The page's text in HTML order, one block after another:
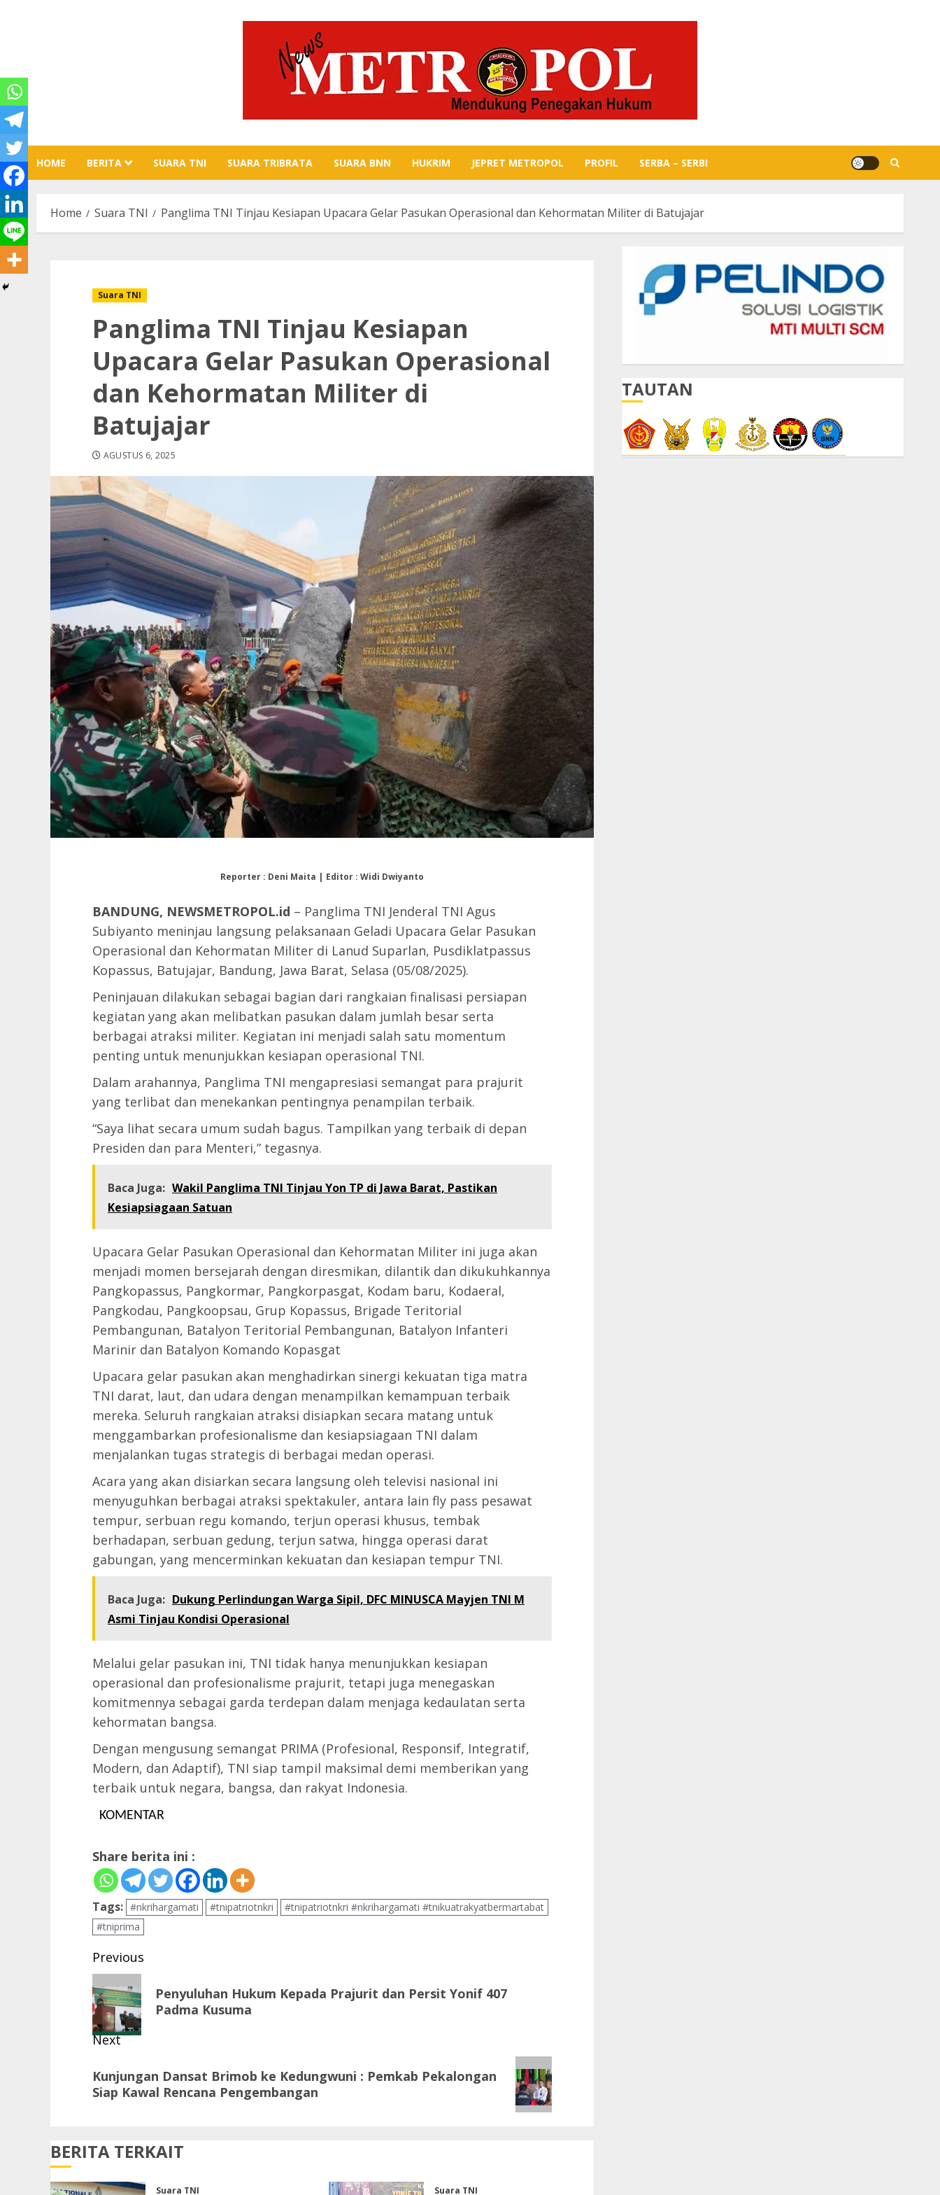
HOME BERITA SUARA TNI SUARA TRIBRATA SUARA BNN HUKRIM JEPRET METROPOL PROFIL SERBA – SERBI
Home Suara TNI Panglima TNI Tinjau Kesiapan Upacara Gelar Pasukan Operasional dan Kehormatan Militer di Batujajar
Suara TNI
Panglima TNI Tinjau Kesiapan
Upacara Gelar Pasukan Operasional
dan Kehormatan Militer di
Batujajar
AGUSTUS 6, 2025
Reporter : Deni Maita | Editor : Widi Dwiyanto
BANDUNG, NEWSMETROPOL.id – Panglima TNI Jenderal TNI Agus
Subiyanto meninjau langsung pelaksanaan Geladi Upacara Gelar Pasukan
Operasional dan Kehormatan Militer di Lanud Suparlan, Pusdiklatpassus
Kopassus, Batujajar, Bandung, Jawa Barat, Selasa (05/08/2025).
Peninjauan dilakukan sebagai bagian dari rangkaian finalisasi persiapan
kegiatan yang akan melibatkan pasukan dalam jumlah besar serta
berbagai atraksi militer. Kegiatan ini menjadi salah satu momentum
penting untuk menunjukkan kesiapan operasional TNI.
Dalam arahannya, Panglima TNI mengapresiasi semangat para prajurit
yang terlibat dan menekankan pentingnya penampilan terbaik.
“Saya lihat secara umum sudah bagus. Tampilkan yang terbaik di depan
Presiden dan para Menteri,” tegasnya.
Baca Juga: Wakil Panglima TNI Tinjau Yon TP di Jawa Barat, Pastikan
Kesiapsiagaan Satuan
Upacara Gelar Pasukan Operasional dan Kehormatan Militer ini juga akan
menjadi momen bersejarah dengan diresmikan, dilantik dan dikukuhkannya
Pangkopassus, Pangkormar, Pangkorpasgat, Kodam baru, Kodaeral,
Pangkodau, Pangkoopsau, Grup Kopassus, Brigade Teritorial
Pembangunan, Batalyon Teritorial Pembangunan, Batalyon Infanteri
Marinir dan Batalyon Komando Kopasgat
Upacara gelar pasukan akan menghadirkan sinergi kekuatan tiga matra
TNI darat, laut, dan udara dengan menampilkan kemampuan terbaik
mereka. Seluruh rangkaian atraksi disiapkan secara matang untuk
menggambarkan profesionalisme dan kesiapsiagaan TNI dalam
menjalankan tugas strategis di berbagai medan operasi.
Acara yang akan disiarkan secara langsung oleh televisi nasional ini
menyuguhkan berbagai atraksi spektakuler, antara lain fly pass pesawat
tempur, serbuan regu komando, terjun operasi khusus, tembak
berhadapan, serbuan gedung, terjun satwa, hingga operasi darat
gabungan, yang mencerminkan kekuatan dan kesiapan tempur TNI.
Baca Juga: Dukung Perlindungan Warga Sipil, DFC MINUSCA Mayjen TNI M
Asmi Tinjau Kondisi Operasional
Melalui gelar pasukan ini, TNI tidak hanya menunjukkan kesiapan
operasional dan profesionalisme prajurit, tetapi juga menegaskan
komitmennya sebagai garda terdepan dalam menjaga kedaulatan serta
kehormatan bangsa.
Dengan mengusung semangat PRIMA (Profesional, Responsif, Integratif,
Modern, dan Adaptif), TNI siap tampil maksimal demi memberikan yang
terbaik untuk negara, bangsa, dan rakyat Indonesia.
KOMENTAR
Share berita ini :
Tags: #nkrihargamati #tnipatriotnkri
#tnipatriotnkri #nkrihargamati #tnikuatrakyatbermartabat
#tniprima
Post
navigation
Previous
Previous
post:
Penyuluhan Hukum Kepada Prajurit dan Persit Yonif 407
Padma Kusuma
Next
post:
Kunjungan Dansat Brimob ke Kedungwuni : Pemkab Pekalongan
Siap Kawal Rencana Pengembangan
BERITA TERKAIT
Suara TNI Suara TNI
TAUTAN